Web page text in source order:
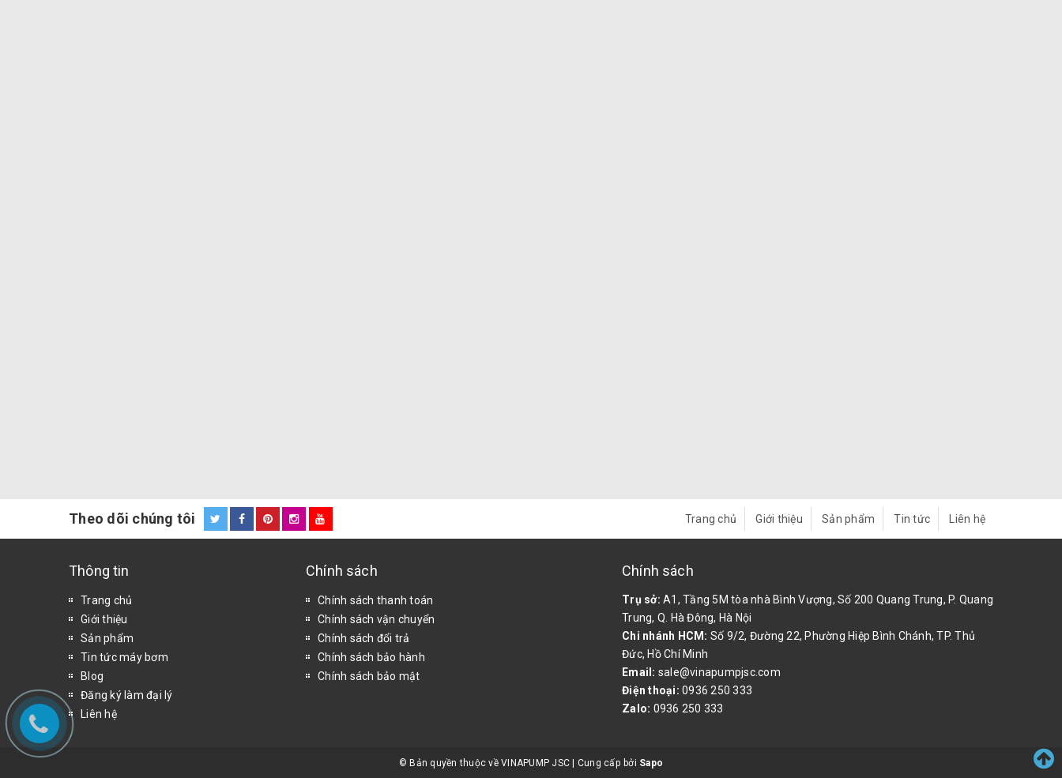
Theo dõi chúng tôi Trang chủ Giới thiệu Sản phẩm Tin tức Liên hệ
Thông tin
Trang chủ
Giới thiệu
Sản phẩm
Tin tức máy bơm
Blog
Đăng ký làm đại lý
Liên hệ
Chính sách
Chính sách thanh toán
Chính sách vận chuyển
Chính sách đổi trả
Chính sách bảo hành
Chính sách bảo mật
Chính sách
Trụ sở: A1, Tầng 5M tòa nhà Bình Vượng, Số 200 Quang Trung, P. Quang
Trung, Q. Hà Đông, Hà Nội
Chi nhánh HCM: Số 9/2, Đường 22, Phường Hiệp Bình Chánh, TP. Thủ
Đức, Hồ Chí Minh
Email: sale@vinapumpjsc.com
Điện thoại: 0936 250 333
Zalo: 0936 250 333
© Bản quyền thuộc về VINAPUMP JSC Cung cấp bởi Sapo